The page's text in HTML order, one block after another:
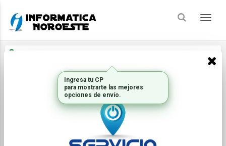
Componentes Oem_2 MEMORIAS-PROPIETARIA
Ingresa tu CP
para mostrarte las mejores
opciones de envío.